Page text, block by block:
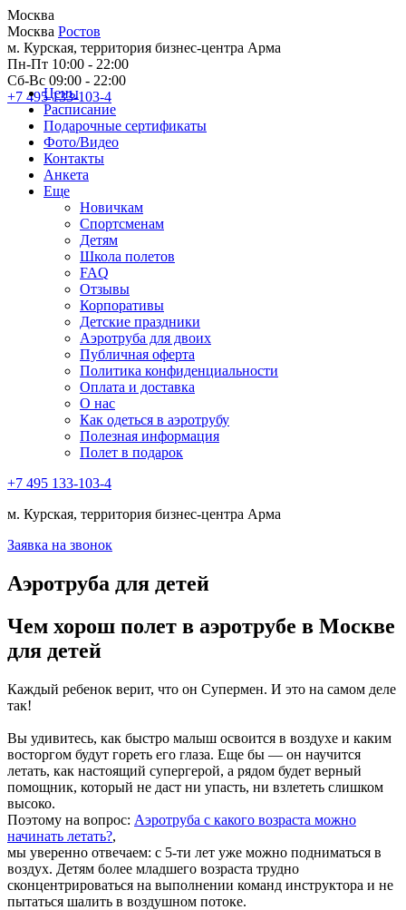
Москва
Москва Ростов
м. Курская, территория бизнес-центра Арма
Пн-Пт 10:00 - 22:00
Сб-Вс 09:00 - 22:00
+7 495 133-103-4
Цены
Расписание
Подарочные сертификаты
Фото/Видео
Контакты
Анкета
Еще
Новичкам
Спортсменам
Детям
Школа полетов
FAQ
Отзывы
Корпоративы
Детские праздники
Аэротруба для двоих
Публичная оферта
Политика конфиденциальности
Оплата и доставка
О нас
Как одеться в аэротрубу
Полезная информация
Полет в подарок
+7 495 133-103-4
м. Курская, территория бизнес-центра Арма
Заявка на звонок
Аэротруба для детей
Чем хорош полет в аэротрубе в Москве
для детей
Каждый ребенок верит, что он Супермен. И это на самом деле
так!
Вы удивитесь, как быстро малыш освоится в воздухе и каким
восторгом будут гореть его глаза. Еще бы — он научится
летать, как настоящий супергерой, а рядом будет верный
помощник, который не даст ни упасть, ни взлететь слишком
высоко.
Поэтому на вопрос: Аэротруба с какого возраста можно
начинать летать?,
мы уверенно отвечаем: с 5-ти лет уже можно подниматься в
воздух. Детям более младшего возраста трудно
сконцентрироваться на выполнении команд инструктора и не
пытаться шалить в воздушном потоке.